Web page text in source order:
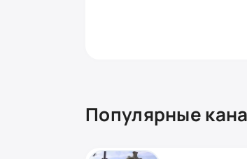
Популярные